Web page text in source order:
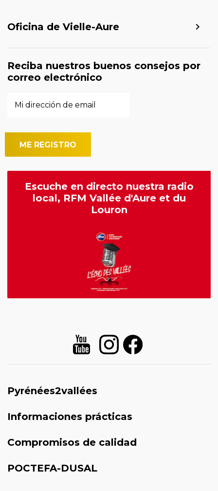
Oficina de Vielle-Aure
Reciba nuestros buenos consejos por
correo electrónico
Escuche en directo nuestra radio
local, RFM Vallée d'Aure et du
Louron
Pyrénées2vallées
Informaciones prácticas
Compromisos de calidad
POCTEFA-DUSAL